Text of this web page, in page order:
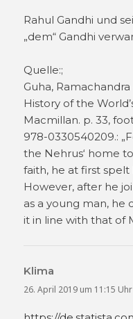
Rahul Gandhi und
„dem“ Gandhi
Quelle:;
Guha, Ramachandra
History of the
Macmillan. p. 33,
978-0330540209.:
the Nehrus‘ home
faith, he at first spelt
However, after he
as a young man, he
it in line with that of
Klima
26. April 2019 um 11:15 Uhr